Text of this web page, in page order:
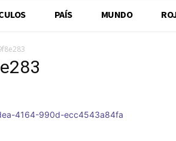
PAÍS MUNDO